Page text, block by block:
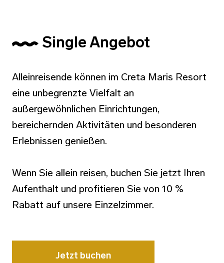
Single Angebot
Alleinreisende können im Creta Maris Resort
eine unbegrenzte Vielfalt an
außergewöhnlichen Einrichtungen,
bereichernden Aktivitäten und besonderen
Erlebnissen genießen.
Wenn Sie allein reisen, buchen Sie jetzt Ihren
Aufenthalt und profitieren Sie von 10 %
Rabatt auf unsere Einzelzimmer.
Jetzt buchen